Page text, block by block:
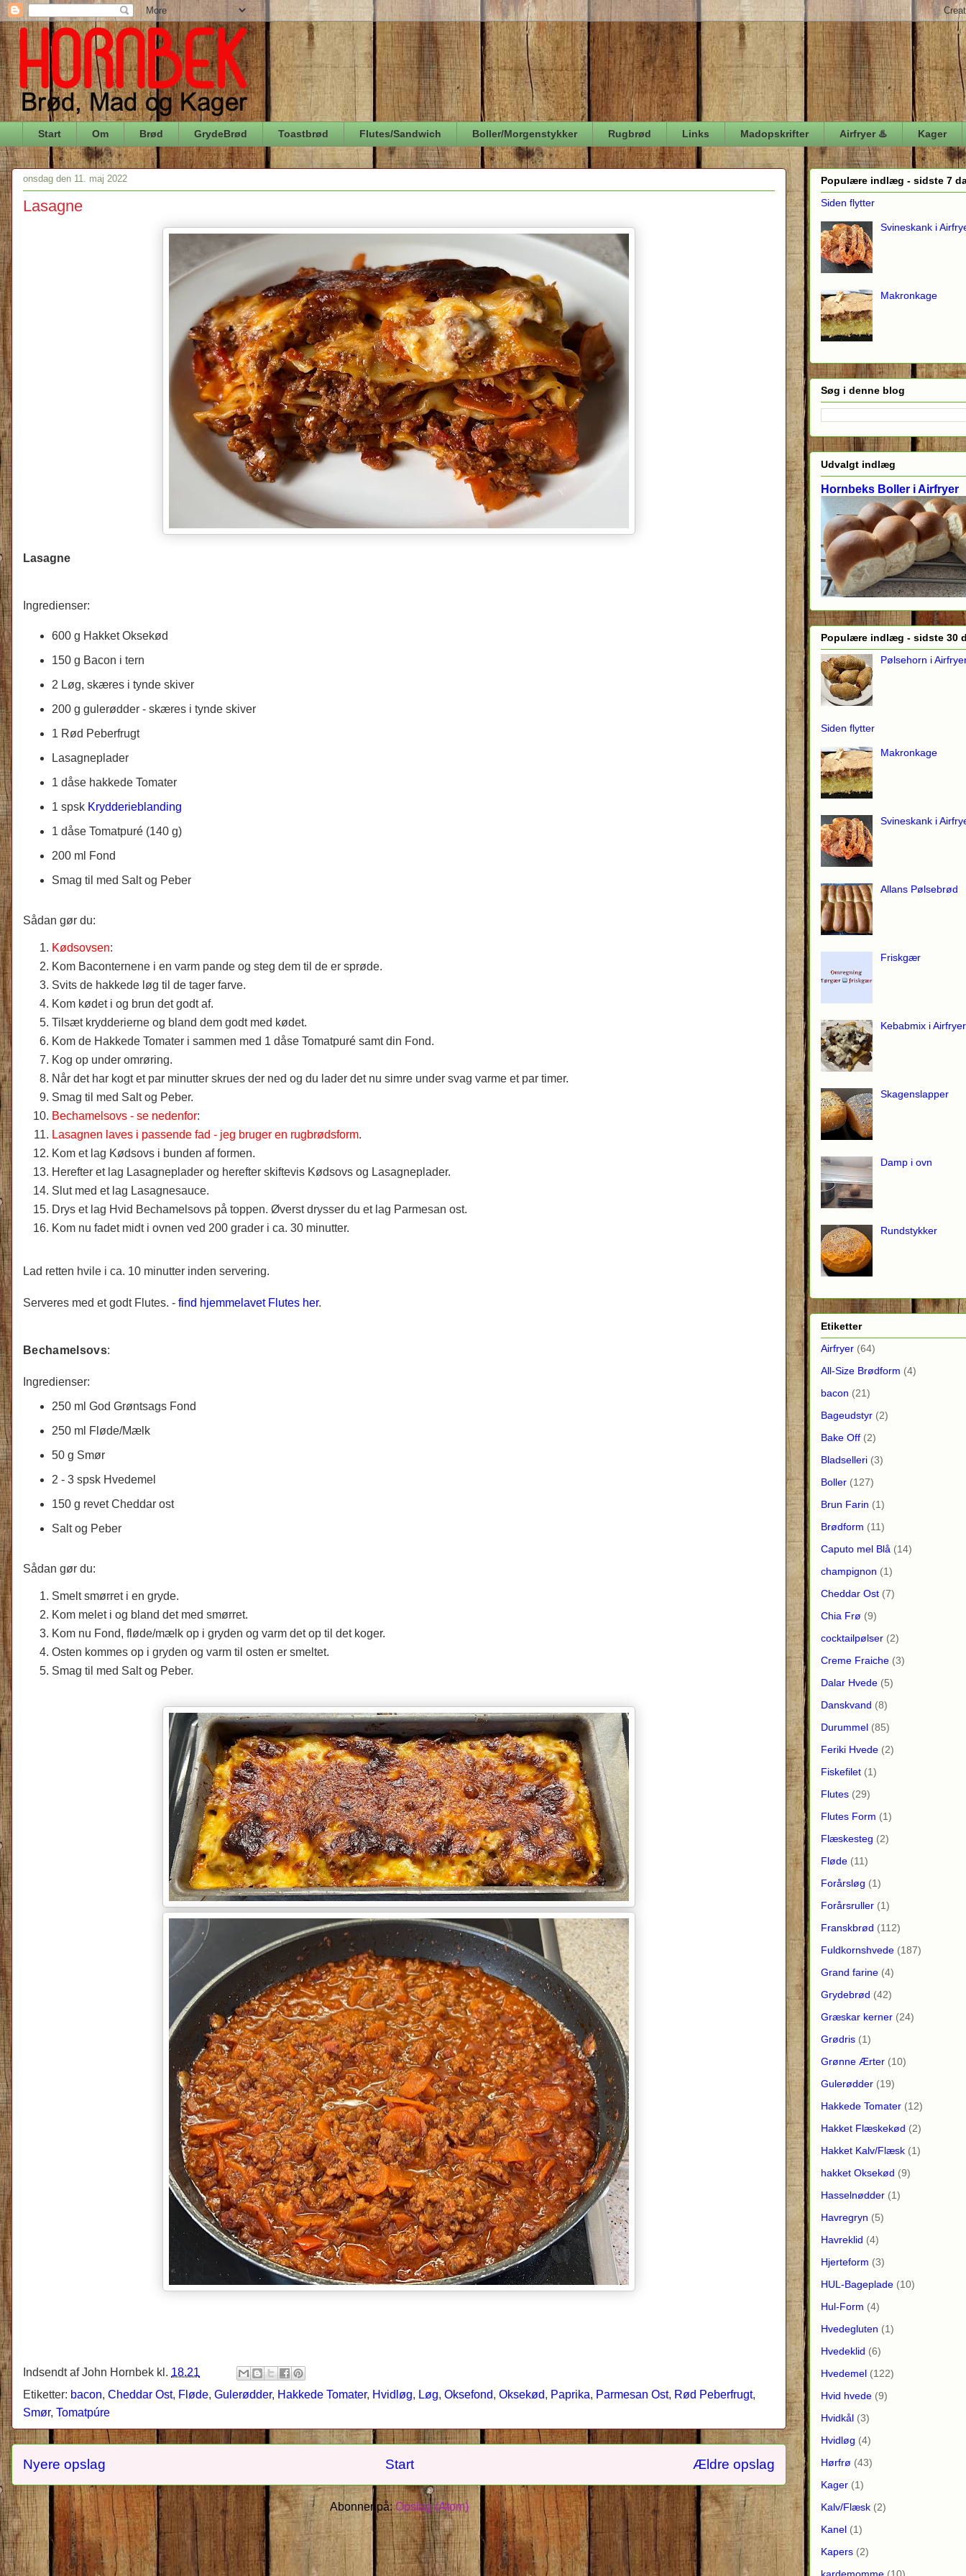
Start Om Brød GrydeBrød Toastbrød Flutes/Sandwich Boller/Morgenstykker Rugbrød Links Madopskrifter Airfryer ♨️ Kager
onsdag den 11. maj 2022
Lasagne
Lasagne
Ingredienser:
600 g Hakket Oksekød
150 g Bacon i tern
2 Løg, skæres i tynde skiver
200 g gulerødder - skæres i tynde skiver
1 Rød Peberfrugt
Lasagneplader
1 dåse hakkede Tomater
1 spsk Krydderieblanding
1 dåse Tomatpuré (140 g)
200 ml Fond
Smag til med Salt og Peber
Sådan gør du:
Kødsovsen:
Kom Baconternene i en varm pande og steg dem til de er sprøde.
Svits de hakkede løg til de tager farve.
Kom kødet i og brun det godt af.
Tilsæt krydderierne og bland dem godt med kødet.
Kom de Hakkede Tomater i sammen med 1 dåse Tomatpuré samt din Fond.
Kog op under omrøring.
Når det har kogt et par minutter skrues der ned og du lader det nu simre under svag varme et par timer.
Smag til med Salt og Peber.
Bechamelsovs - se nedenfor:
Lasagnen laves i passende fad - jeg bruger en rugbrødsform.
Kom et lag Kødsovs i bunden af formen.
Herefter et lag Lasagneplader og herefter skiftevis Kødsovs og Lasagneplader.
Slut med et lag Lasagnesauce.
Drys et lag Hvid Bechamelsovs på toppen. Øverst drysser du et lag Parmesan ost.
Kom nu fadet midt i ovnen ved 200 grader i ca. 30 minutter.
Lad retten hvile i ca. 10 minutter inden servering.
Serveres med et godt Flutes. - find hjemmelavet Flutes her.
Bechamelsovs:
Ingredienser:
250 ml God Grøntsags Fond
250 ml Fløde/Mælk
50 g Smør
2 - 3 spsk Hvedemel
150 g revet Cheddar ost
Salt og Peber
Sådan gør du:
Smelt smørret i en gryde.
Kom melet i og bland det med smørret.
Kom nu Fond, fløde/mælk op i gryden og varm det op til det koger.
Osten kommes op i gryden og varm til osten er smeltet.
Smag til med Salt og Peber.
Indsendt afJohn Hornbek kl. 18.21
Etiketter: bacon, Cheddar Ost, Fløde, Gulerødder, Hakkede Tomater, Hvidløg, Løg, Oksefond, Oksekød, Paprika, Parmesan Ost, Rød Peberfrugt,
Smør, Tomatpúre
Nyere opslag Ældre opslag
Start
Abonner på:Opslag (Atom)
Populære indlæg - sidste 7
Siden flytter
Svineskank i
Makronkage
Søg i denne blog
Udvalgt indlæg
Hornbeks Boller i Airfryer
Populære indlæg - sidste 30
Pølsehorn i
Siden flytter
Makronkage
Svineskank i
Allans Pølsebrød
Friskgær
Kebabmix i Airfryer
Skagenslapper
Damp i ovn
Rundstykker
Etiketter
Airfryer (64)
All-Size Brødform (4)
bacon (21)
Bageudstyr (2)
Bake Off (2)
Bladselleri (3)
Boller (127)
Brun Farin (1)
Brødform (11)
Caputo mel Blå (14)
champignon (1)
Cheddar Ost (7)
Chia Frø (9)
cocktailpølser (2)
Creme Fraiche (3)
Dalar Hvede (5)
Danskvand (8)
Durummel (85)
Feriki Hvede (2)
Fiskefilet (1)
Flutes (29)
Flutes Form (1)
Flæskesteg (2)
Fløde (11)
Forårsløg (1)
Forårsruller (1)
Franskbrød (112)
Fuldkornshvede (187)
Grand farine (4)
Grydebrød (42)
Græskar kerner (24)
Grødris (1)
Grønne Ærter (10)
Gulerødder (19)
Hakkede Tomater (12)
Hakket Flæskekød (2)
Hakket Kalv/Flæsk (1)
hakket Oksekød (9)
Hasselnødder (1)
Havregryn (5)
Havreklid (4)
Hjerteform (3)
HUL-Bageplade (10)
Hul-Form (4)
Hvedegluten (1)
Hvedeklid (6)
Hvedemel (122)
Hvid hvede (9)
Hvidkål (3)
Hvidløg (4)
Hørfrø (43)
Kager (1)
Kalv/Flæsk (2)
Kanel (1)
Kapers (2)
kardemomme (10)